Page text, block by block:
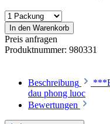
In den Warenkorb
Preis anfragen
Produktnummer: 980331
Beschreibung
dau phong luoc
Bewertungen